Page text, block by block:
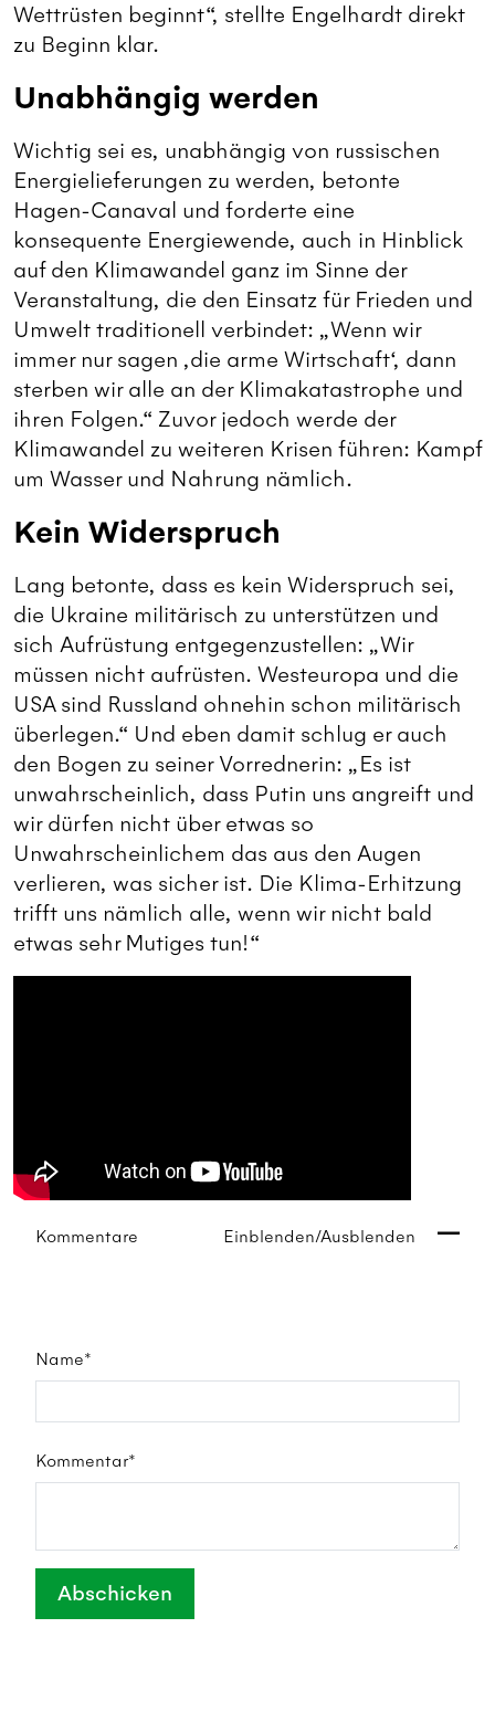
Wettrüsten beginnt“, stellte Engelhardt direkt
zu Beginn klar.
Unabhängig werden
Wichtig sei es, unabhängig von russischen
Energielieferungen zu werden, betonte
Hagen-Canaval und forderte eine
konsequente Energiewende, auch in Hinblick
auf den Klimawandel ganz im Sinne der
Veranstaltung, die den Einsatz für Frieden und
Umwelt traditionell verbindet: „Wenn wir
immer nur sagen ‚die arme Wirtschaft‘, dann
sterben wir alle an der Klimakatastrophe und
ihren Folgen.“ Zuvor jedoch werde der
Klimawandel zu weiteren Krisen führen: Kampf
um Wasser und Nahrung nämlich.
Kein Widerspruch
Lang betonte, dass es kein Widerspruch sei,
die Ukraine militärisch zu unterstützen und
sich Aufrüstung entgegenzustellen: „Wir
müssen nicht aufrüsten. Westeuropa und die
USA sind Russland ohnehin schon militärisch
überlegen.“ Und eben damit schlug er auch
den Bogen zu seiner Vorrednerin: „Es ist
unwahrscheinlich, dass Putin uns angreift und
wir dürfen nicht über etwas so
Unwahrscheinlichem das aus den Augen
verlieren, was sicher ist. Die Klima-Erhitzung
trifft uns nämlich alle, wenn wir nicht bald
etwas sehr Mutiges tun!“
Kommentare Einblenden/Ausblenden
Name*
Kommentar*
Abschicken